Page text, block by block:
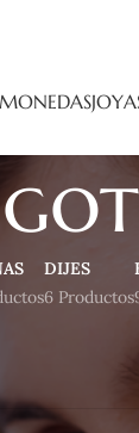
DIJES
6 Productos
concuerden